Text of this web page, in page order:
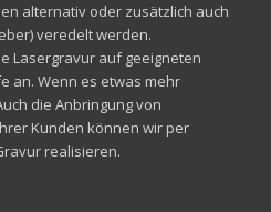
alternativ oder zusätzlich auch
veredelt werden.
Lasergravur auf geeigneten
an. Wenn es etwas mehr
die Anbringung von
Kunden können wir per
realisieren.